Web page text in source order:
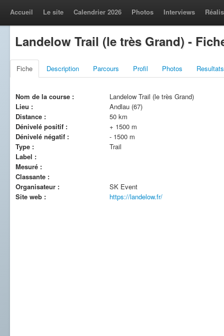
Accueil Le site Calendrier 2026 Photos Interviews
Landelow Trail (le très Grand) -
Fiche Description Parcours Profil Photos Resultats
Nom de la course :
Landelow Trail (le très Grand)
Lieu :
Andlau (67)
Distance :
50 km
Dénivelé positif :
+ 1500 m
Dénivelé négatif :
- 1500 m
Type :
Trail
Label :
Mesuré :
Classante :
Organisateur :
SK Event
Site web :
https://landelow.fr/